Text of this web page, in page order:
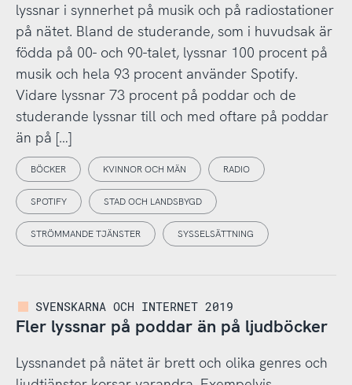
lyssnar i synnerhet på musik och på radiostationer
på nätet. Bland de studerande, som i huvudsak är
födda på 00- och 90-talet, lyssnar 100 procent på
musik och hela 93 procent använder Spotify.
Vidare lyssnar 73 procent på poddar och de
studerande lyssnar till och med oftare på poddar
än på […]
BÖCKER KVINNOR OCH MÄN RADIO
SPOTIFY STAD OCH LANDSBYGD
STRÖMMANDE TJÄNSTER SYSSELSÄTTNING
SVENSKARNA OCH INTERNET 2019
Fler lyssnar på poddar än på ljudböcker
Lyssnandet på nätet är brett och olika genres och